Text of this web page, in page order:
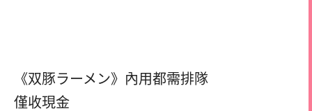
《双豚ラーメン》內用都需排隊
僅收現金